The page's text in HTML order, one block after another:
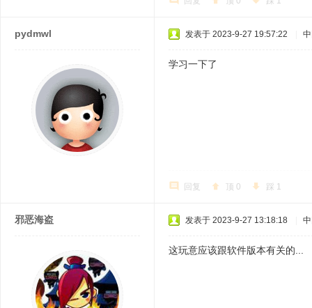
pydmwl 发表于 2023-9-27 19:57:22
学习一下了
回复 顶 0 踩 1
邪恶海盗 发表于 2023-9-27 13:18:18
这玩意应该跟软件版本有关的...